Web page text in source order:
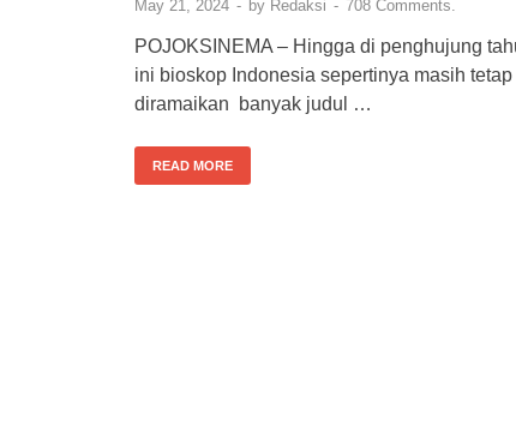
May 21, 2024 - by Redaksi - 708 Comments.
POJOKSINEMA – Hingga di penghujung
ini bioskop Indonesia sepertinya masih tetap
diramaikan banyak judul …
READ MORE